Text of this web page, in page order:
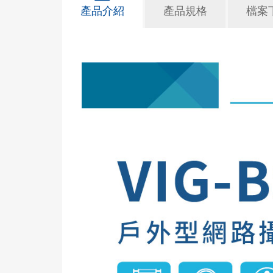
產品介紹 產品規格 檔案